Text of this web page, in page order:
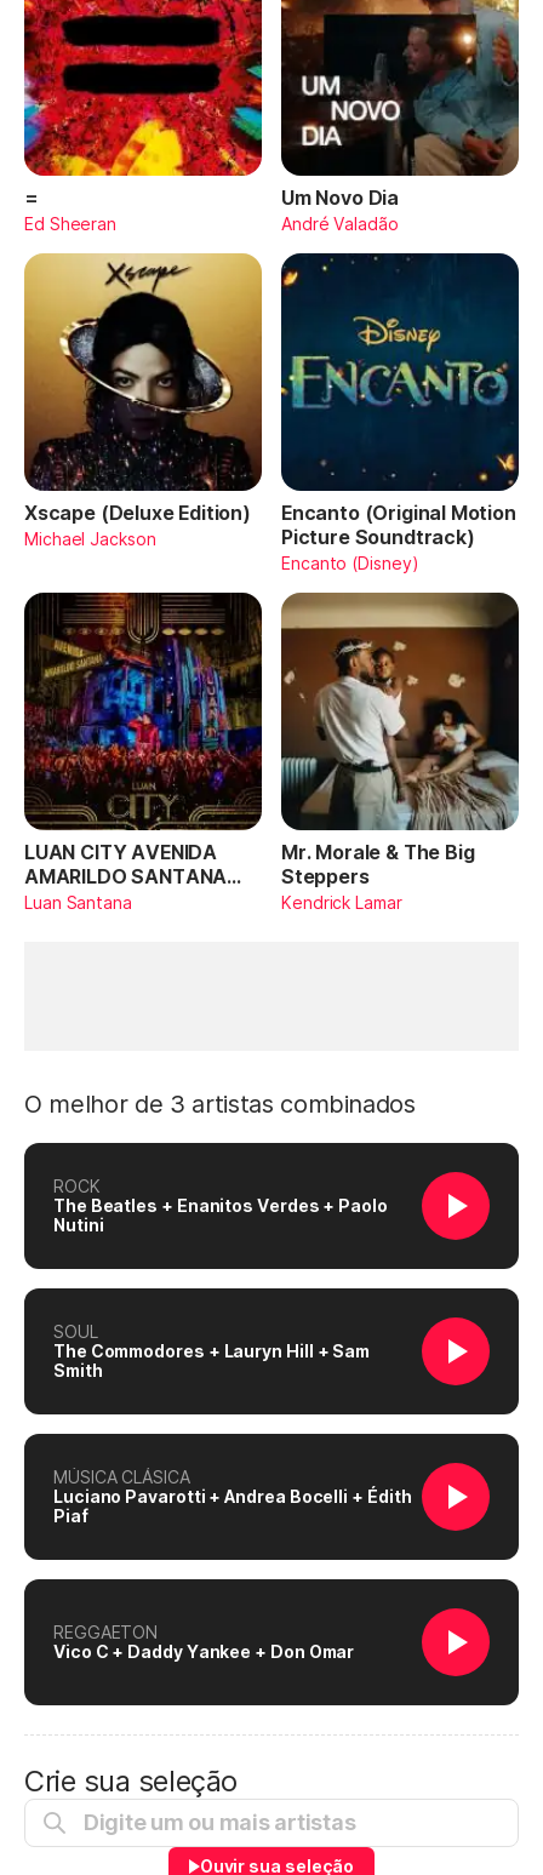
=
Ed Sheeran
Um Novo Dia
André Valadão
Xscape (Deluxe Edition)
Michael Jackson
Encanto (Original Motion
Picture Soundtrack)
Encanto (Disney)
LUAN CITY AVENIDA
AMARILDO SANTANA
(Ao Vivo)
Luan Santana
Mr. Morale & The Big
Steppers
Kendrick Lamar
O melhor de 3 artistas combinados
ROCK
The Beatles + Enanitos Verdes + Paolo
Nutini
SOUL
The Commodores + Lauryn Hill + Sam
Smith
MÚSICA CLÁSICA
Luciano Pavarotti + Andrea Bocelli + Édith
Piaf
REGGAETON
Vico C + Daddy Yankee + Don Omar
Crie sua seleção
Ouvir sua seleção